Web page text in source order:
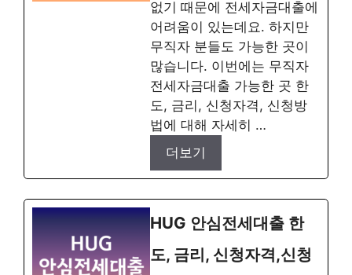
없기 때문에 전세자금대출에
어려움이 있는데요. 하지만
무직자 분들도 가능한 곳이
많습니다. 이번에는 무직자
전세자금대출 가능한 곳 한
도, 금리, 신청자격, 신청방
법에 대해 자세히 …
더보기
HUG 안심전세대출 한
도, 금리, 신청자격,신청